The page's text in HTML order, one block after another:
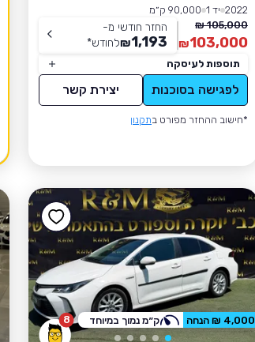
2022 יד 1
90,000 ק״מ
105,000 ₪
103,000
₪
החזר חודשי מ-
1,193
₪לחודש*
תוספות לעיסקה
לפגישה בסוכנות יצירת קשר
*חישוב ההחזר מפורט בתקנון
8 4,000 ₪ הנחה ק״מ נמוך במיוחד